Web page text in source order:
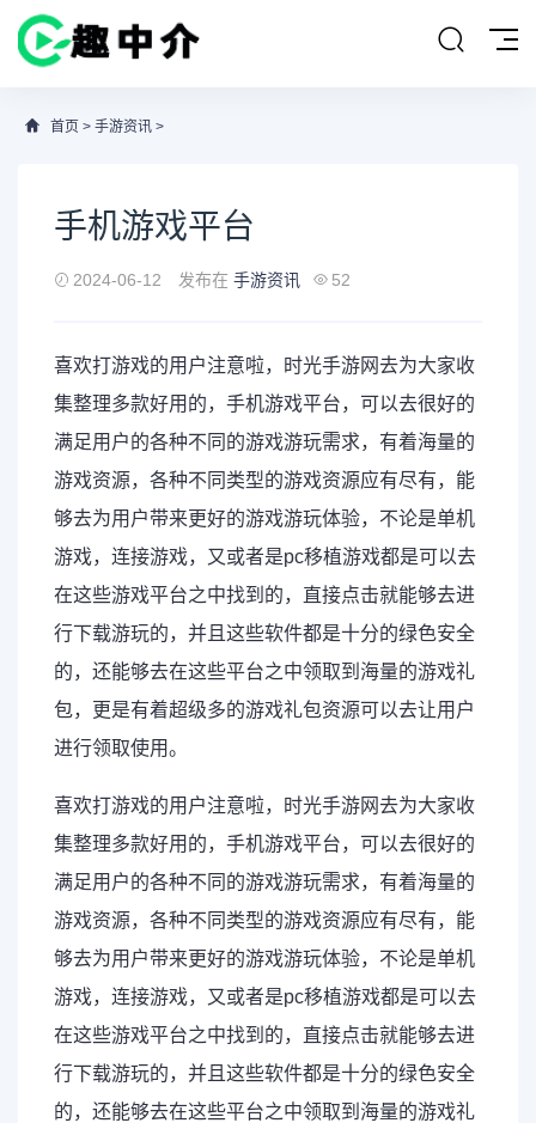
首页 > 手游资讯 >
手机游戏平台
2024-06-12 发布在 手游资讯 52
喜欢打游戏的用户注意啦，时光手游网去为大家收
集整理多款好用的，手机游戏平台，可以去很好的
满足用户的各种不同的游戏游玩需求，有着海量的
游戏资源，各种不同类型的游戏资源应有尽有，能
够去为用户带来更好的游戏游玩体验，不论是单机
游戏，连接游戏，又或者是pc移植游戏都是可以去
在这些游戏平台之中找到的，直接点击就能够去进
行下载游玩的，并且这些软件都是十分的绿色安全
的，还能够去在这些平台之中领取到海量的游戏礼
包，更是有着超级多的游戏礼包资源可以去让用户
进行领取使用。
喜欢打游戏的用户注意啦，时光手游网去为大家收
集整理多款好用的，手机游戏平台，可以去很好的
满足用户的各种不同的游戏游玩需求，有着海量的
游戏资源，各种不同类型的游戏资源应有尽有，能
够去为用户带来更好的游戏游玩体验，不论是单机
游戏，连接游戏，又或者是pc移植游戏都是可以去
在这些游戏平台之中找到的，直接点击就能够去进
行下载游玩的，并且这些软件都是十分的绿色安全
的，还能够去在这些平台之中领取到海量的游戏礼